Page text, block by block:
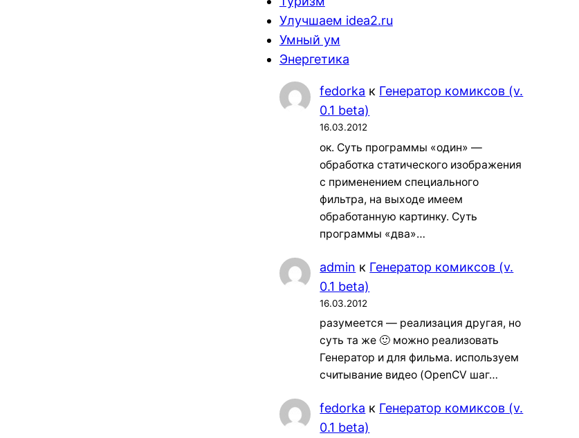
Улучшаем idea2.ru
Умный ум
Энергетика
fedorka к Генератор комиксов (v.
0.1 beta)
16.03.2012
ок. Суть программы «один» —
обработка статического изображения
с применением специального
фильтра, на выходе имеем
обработанную картинку. Суть
программы «два»…
admin к Генератор комиксов (v.
0.1 beta)
16.03.2012
разумеется — реализация другая, но
суть та же 🙂 можно реализовать
Генератор и для фильма. используем
считывание видео (OpenCV шаг…
fedorka к Генератор комиксов (v.
0.1 beta)